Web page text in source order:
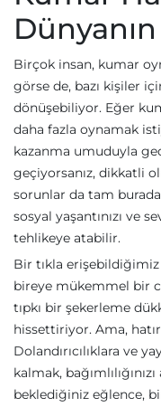
Birçok insan, kumar
görse de, bazı kişiler
dönüşebiliyor. Eğer
daha fazla oynamak
kazanma umuduyla
geçiyorsanız, dikkatli
sorunlar da tam
sosyal yaşantınızı ve
tehlikeye atabilir.
Bir tıkla
bireye mükemmel bir
tıpkı bir şekerleme
hissettiriyor. Ama,
Dolandırıcılıklara ve
kalmak,
beklediğiniz eğlence,